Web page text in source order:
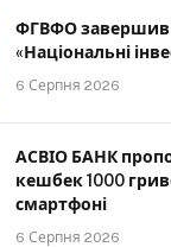
ФГВФО завершив
«Національні
6 Серпня 2026
АСВІО БАНК
кешбек 1000
смартфоні
6 Серпня 2026